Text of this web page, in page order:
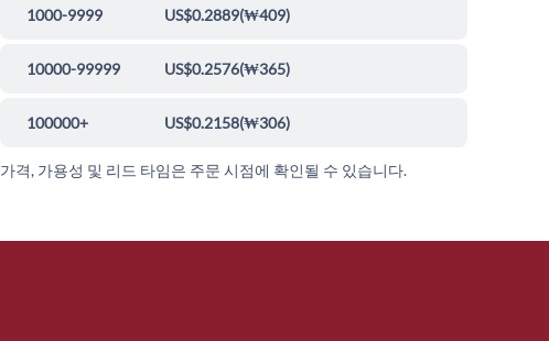
1000-9999 US$0.2889(₩409)
10000-99999 US$0.2576(₩365)
100000+ US$0.2158(₩306)
가격, 가용성 및 리드 타임은 주문 시점에 확인될 수 있습니다.